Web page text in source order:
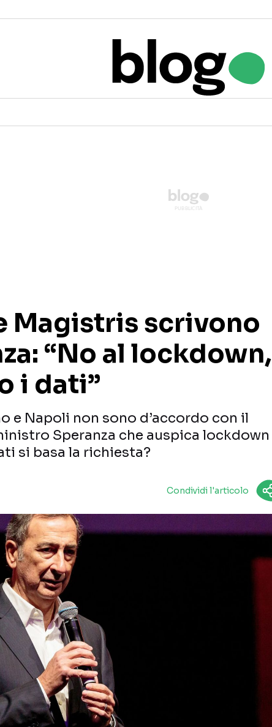
Magistris scrivono
“No al lockdown,
i dati”
e Napoli non sono d’accordo con il
Speranza che auspica lockdown
si basa la richiesta?
Condividi l'articolo